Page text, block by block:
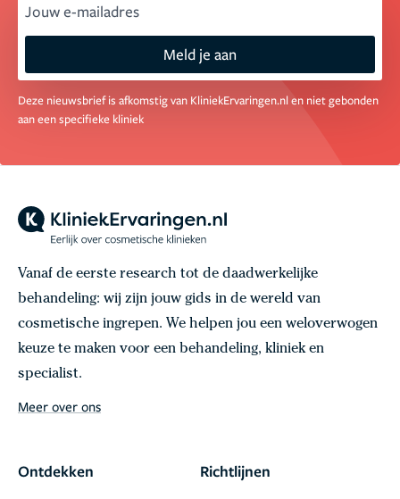
Meld je aan
Deze nieuwsbrief is afkomstig van KliniekErvaringen.nl en niet gebonden
aan een specifieke kliniek
Vanaf de eerste research tot de daadwerkelijke
behandeling: wij zijn jouw gids in de wereld van
cosmetische ingrepen. We helpen jou een weloverwogen
keuze te maken voor een behandeling, kliniek en
specialist.
Meer over ons
Ontdekken Richtlijnen